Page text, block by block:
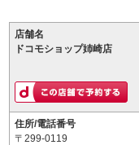
店舗名
ドコモショップ姉崎店
住所/電話番号
〒299-0119